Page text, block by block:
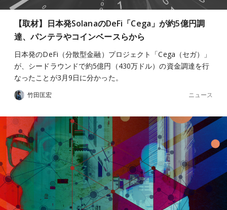
【取材】日本発SolanaのDeFi「Cega」が約5億円調
達、パンテラやコインベースらから
日本発のDeFi（分散型金融）プロジェクト「Cega（セガ）」
が、シードラウンドで約5億円（430万ドル）の資金調達を行
なったことが3月9日に分かった。
竹田匡宏 ニュース